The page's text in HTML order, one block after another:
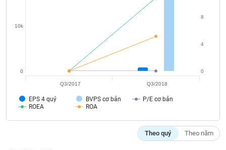
EPS 4 quý BVPS cơ bản
P/E cơ bản
ROEA
ROA
0
10k
0
4
8
Q3/2017 Q3/2018
Theo quý Theo năm
Dữ